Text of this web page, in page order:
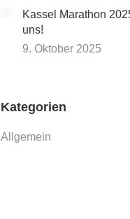
Kassel Marathon
uns!
9. Oktober 2025
Kategorien
Allgemein